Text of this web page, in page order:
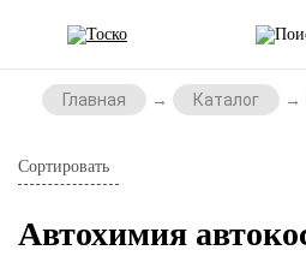
Главная Каталог
Сортировать
Автохимия